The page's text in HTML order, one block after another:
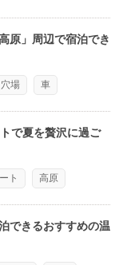
原」周辺で宿泊でき
穴場 車
で夏を贅沢に過ご
ト 高原
できるおすすめの温